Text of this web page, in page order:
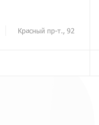
Красный пр-т., 92